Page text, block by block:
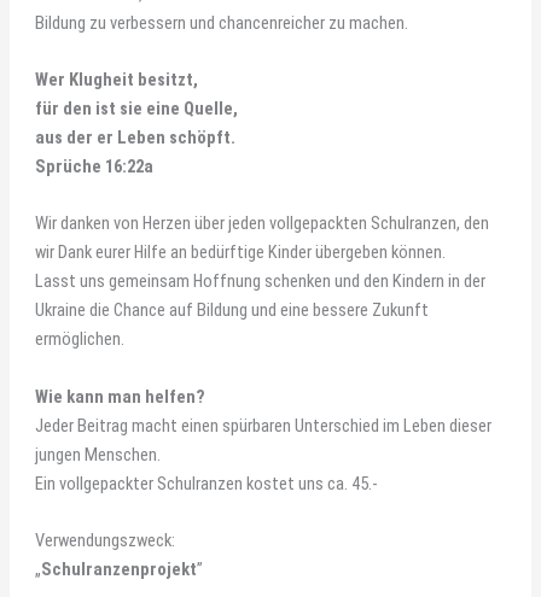
Bildung zu verbessern und chancenreicher zu machen.
Wer Klugheit besitzt,
für den ist sie eine Quelle,
aus der er Leben schöpft.
Sprüche 16:22a
Wir danken von Herzen über jeden vollgepackten Schulranzen, den
wir Dank eurer Hilfe an bedürftige Kinder übergeben können.
Lasst uns gemeinsam Hoffnung schenken und den Kindern in der
Ukraine die Chance auf Bildung und eine bessere Zukunft
ermöglichen.
Wie kann man helfen?
Jeder Beitrag macht einen spürbaren Unterschied im Leben dieser
jungen Menschen.
Ein vollgepackter Schulranzen kostet uns ca. 45.-
Verwendungszweck:
„Schulranzenprojekt”